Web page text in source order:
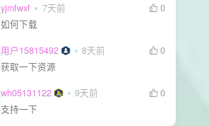
yjmfwxf 7天前
0
如何下载
用户15815492 8天前
0
获取一下资源
wh05131122 9天前
0
支持一下
心情也舒畅了！
走路也有劲了！